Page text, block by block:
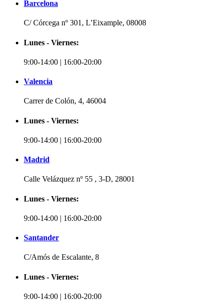
Barcelona
C/ Córcega nº 301, L’Eixample, 08008
Lunes - Viernes:
9:00-14:00 | 16:00-20:00
Valencia
Carrer de Colón, 4, 46004
Lunes - Viernes:
9:00-14:00 | 16:00-20:00
Madrid
Calle Velázquez nº 55 , 3-D, 28001
Lunes - Viernes:
9:00-14:00 | 16:00-20:00
Santander
C/Amós de Escalante, 8
Lunes - Viernes:
9:00-14:00 | 16:00-20:00